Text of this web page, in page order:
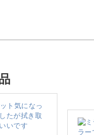
セサリーが散りば